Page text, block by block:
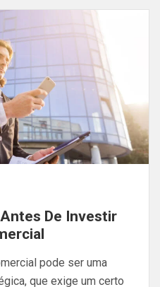
De Investir
pode ser uma
que exige um certo